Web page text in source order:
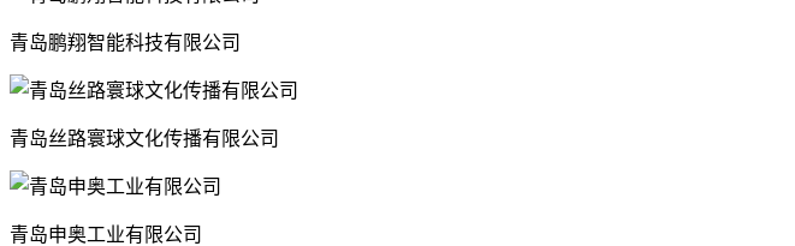
青岛鹏翔智能科技有限公司
青岛丝路寰球文化传播有限公司
青岛申奥工业有限公司